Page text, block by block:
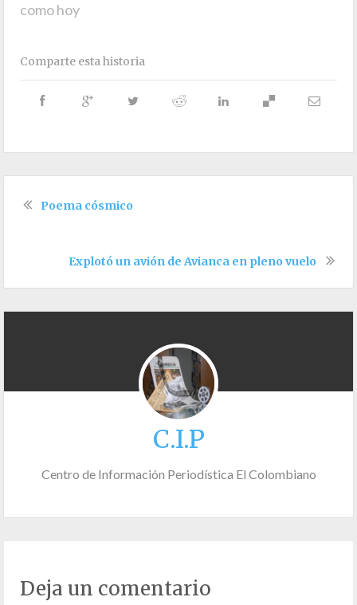
como hoy
Comparte esta historia
Poema cósmico
Explotó un avión de Avianca en pleno vuelo
C.I.P
Centro de Información Periodística El Colombiano
Deja un comentario